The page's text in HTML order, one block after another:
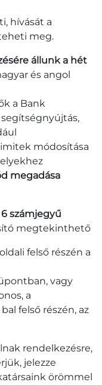
hívását a
meg.
állunk a hét
és angol
a Bank
módosítása
megadása
6 számjegyű
megtekinthető
felső részén a
vagy
a
felső részén, az
rendelkezésre,
jelezze
örömmel